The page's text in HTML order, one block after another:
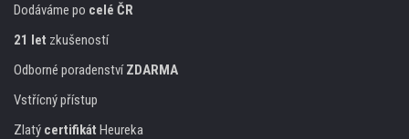
Dodáváme po celé ČR
21 let zkušeností
Odborné poradenstvíZDARMA
Vstřícný přístup
Zlatý certifikát Heureka